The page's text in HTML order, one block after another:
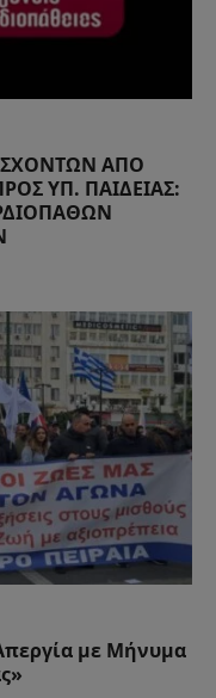
ΑΠΟ
ΥΠ. ΠΑΙΔΕΙΑΣ:
με Μήνυμα